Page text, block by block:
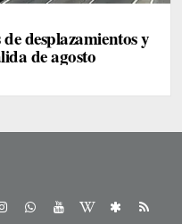
desplazamientos y
de agosto